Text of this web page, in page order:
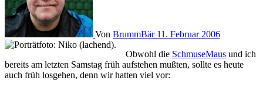
Von BrummBär 11. Februar 2006
Obwohl die SchmuseMaus und ich
bereits am letzten Samstag früh aufstehen mußten, sollte es heute
auch früh losgehen, denn wir hatten viel vor: